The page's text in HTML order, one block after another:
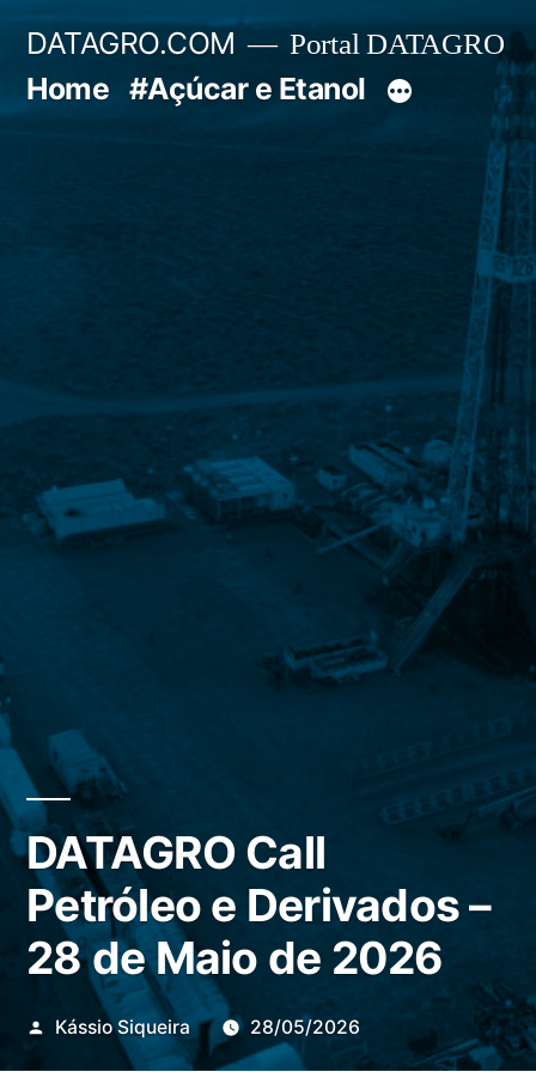
Pular
o
DATAGRO.COM Portal DATAGRO
Home #Açúcar e Etanol
DATAGRO Call
Petróleo e Derivados –
28 de Maio de 2026
Publicado
Kássio Siqueira 28/05/2026